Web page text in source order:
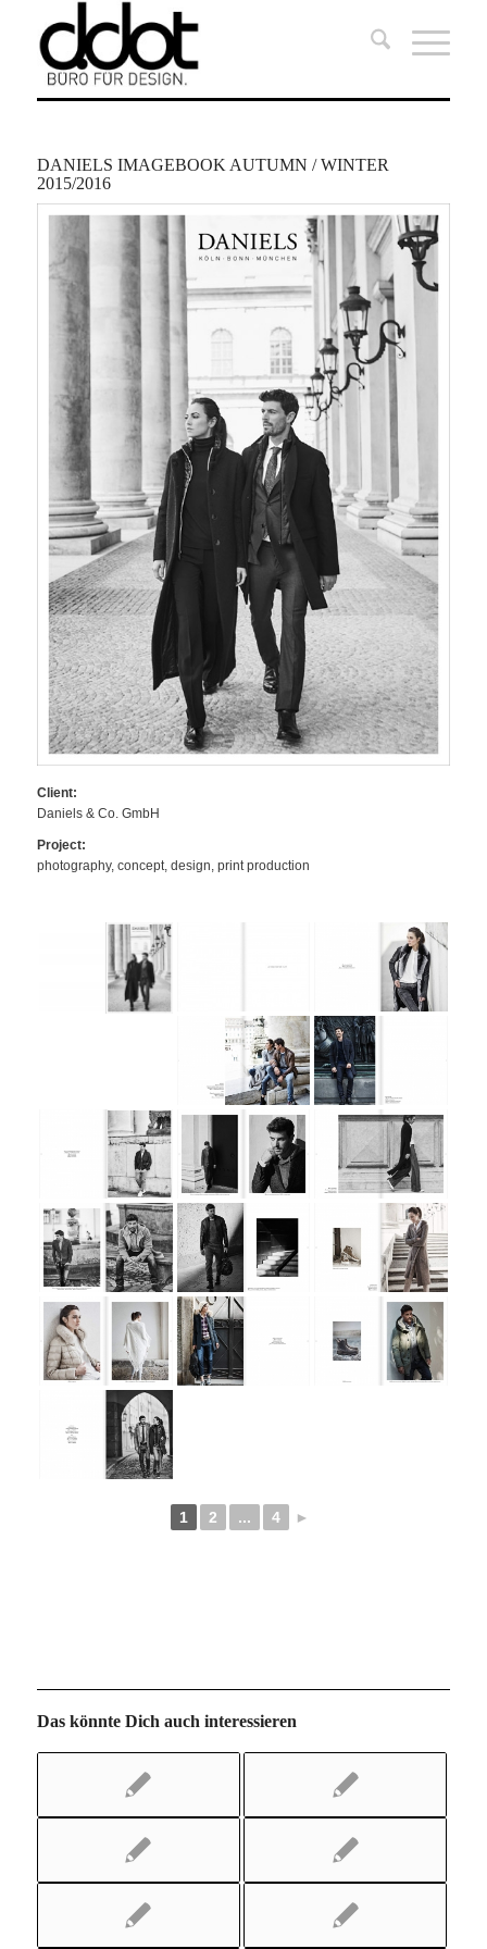
DANIELS IMAGEBOOK AUTUMN / WINTER
2015/2016
Client:
Daniels & Co. GmbH
Project:
photography, concept, design, print production
1 2 ... 4 ►
Das könnte Dich auch interessieren